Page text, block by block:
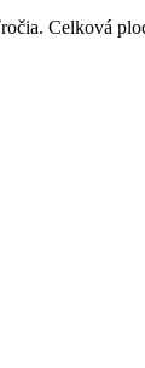
Celková